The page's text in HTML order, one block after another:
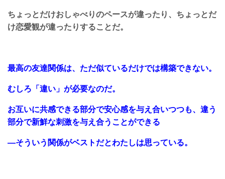
ちょっとだけおしゃべりのペースが違ったり、ちょっとだ
け恋愛観が違ったりすることだ。
最高の友達関係は、ただ似ているだけでは構築できない。
むしろ「違い」が必要なのだ。
お互いに共感できる部分で安心感を与え合いつつも、違う
部分で新鮮な刺激を与え合うことができる
―そういう関係がベストだとわたしは思っている。